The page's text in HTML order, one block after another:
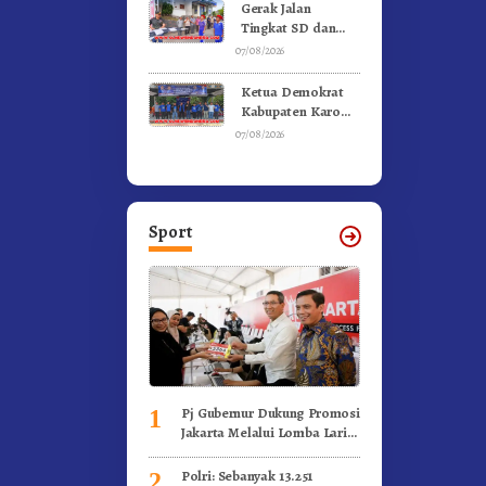
Gerak Jalan
Tingkat SD dan
SMP Untuk
Ke-81 Dibuka
Sekda Karo
07/08/2026
Ketua Demokrat
Kabupaten Karo
Pimpin Laskar Biru
07/08/2026
Sport
1
Pj Gubernur Dukung Promosi
Jakarta Melalui Lomba Lari
Polri: Sebanyak 13.251